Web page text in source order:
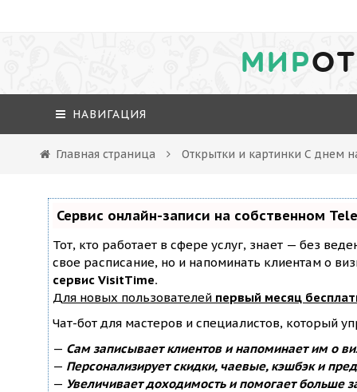
МИР
НАВИГАЦИЯ
Главная страница Открытки и картинки С днем
Сервис онлайн-записи на собственном
Тот, кто работает в сфере услуг, знает — без
свое расписание, но и напоминать клиентам о
сервис VisitTime.
Для новых пользователей первый месяц
Чат-бот для мастеров и специалистов, который
— Сам записывает клиентов и напоминает им о
— Персонализирует скидки, чаевые, кэшбэк и
— Увеличивает доходимость и помогает больше